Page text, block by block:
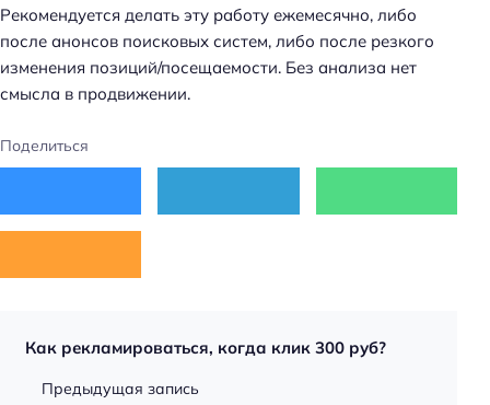
Рекомендуется делать эту работу ежемесячно, либо
после анонсов поисковых систем, либо после резкого
изменения позиций/посещаемости. Без анализа нет
смысла в продвижении.
Поделиться
Как рекламироваться, когда клик 300 руб?
Предыдущая запись